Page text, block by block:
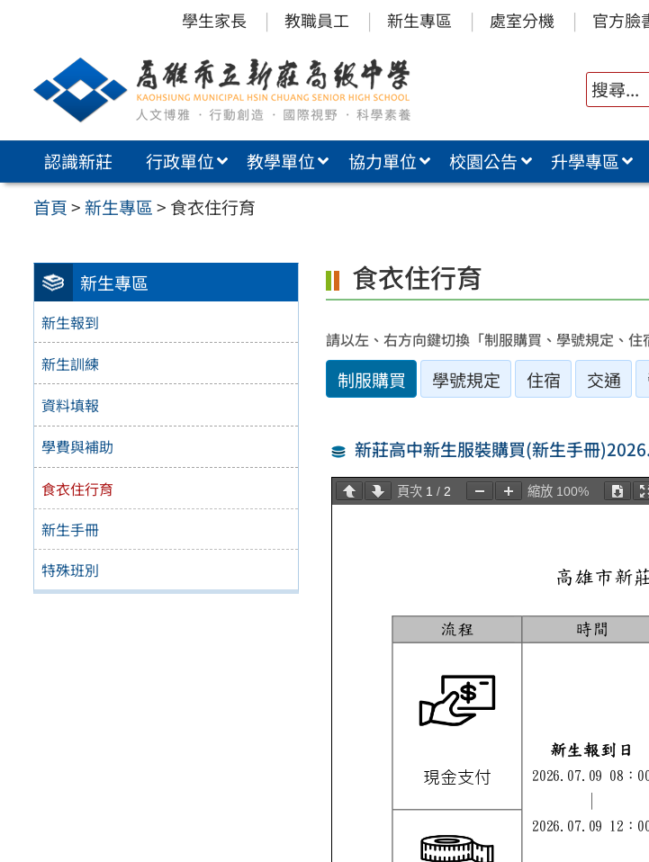
內
學生家長 教職員工 新生專區 處室分機 官方臉
認識新莊 行政單位 教學單位 協力單位 校園公告 升學專區
首頁> 新生專區> 食衣住行育
新生專區
新生報到
新生訓練
資料填報
學費與補助
食衣住行育
新生手冊
特殊班別
食衣住行育
請以左、右方向鍵切換「制服購買、學號規定、
制服購買 學號規定 住宿 交通
新莊高中新生服裝購買(新生手冊
頁次 1 / 2 縮放 100%